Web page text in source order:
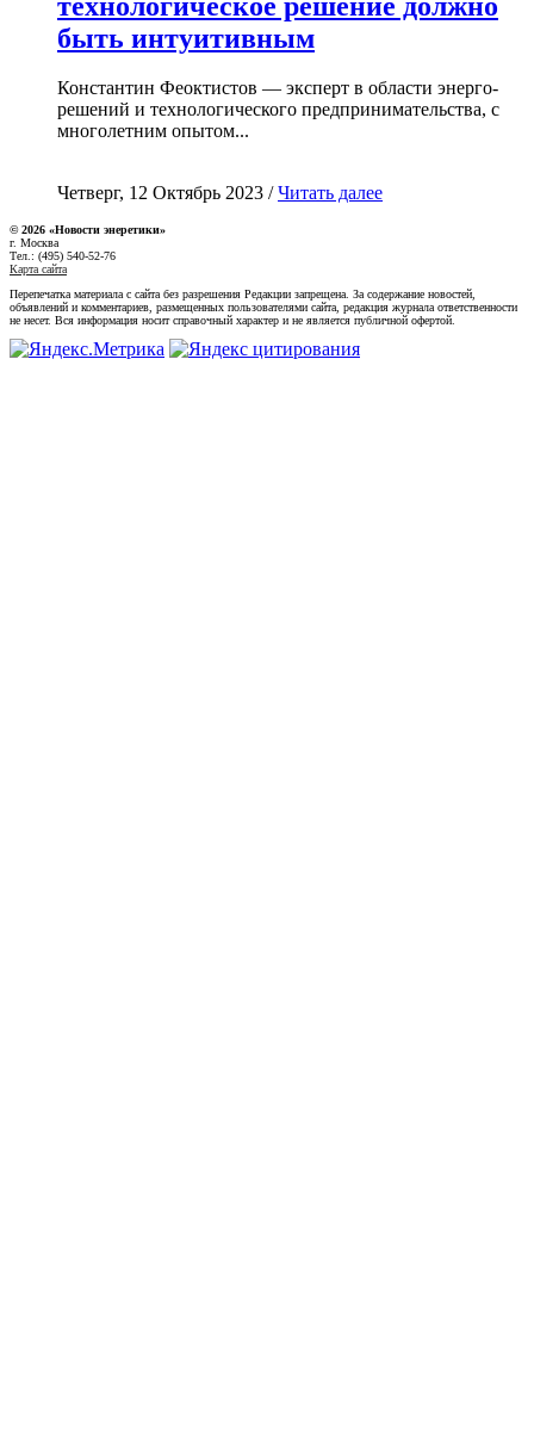
быть интуитивным
Константин Феоктистов — эксперт в области энерго-
решений и технологического предпринимательства, с
многолетним опытом...
Четверг, 12 Октябрь 2023 /Читать далее
© 2026 «Новости энеретики»
г. Москва
Тел.: (495) 540-52-76
Карта сайта
Перепечатка материала с сайта без разрешения Редакции запрещена. За содержание новостей,
объявлений и комментариев, размещенных пользователями сайта, редакция журнала ответственности
не несет. Вся информация носит справочный характер и не является публичной офертой.